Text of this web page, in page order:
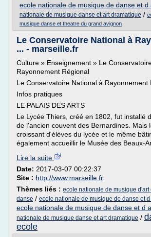
ecole nationale de musique de danse et d
nationale de musique danse et art dramatique /
musique danse et theatre du grand avignon
Le Conservatoire National à
... - marseille.fr
Culture » Enseignement » Le
Rayonnement Régional
Le Conservatoire National à Rayonnement
Infos pratiques
LE PALAIS DES ARTS
Le Lycée Thiers, créé en 1802, fut installé
de l'ancien couvent des Bernardines. Mais
croissant d'élèves du lycée et le même
également accueillir le Musée des Beaux-
Lire la suite
Date: 2017-03-07 00:22:37
Site : http://www.marseille.fr
Thèmes liés : ecole nationale de musique d'art
danse / ecole nationale de musique de danse et
ecole nationale de musique de danse et d
nationale de musique danse et art dramatique /
ecole